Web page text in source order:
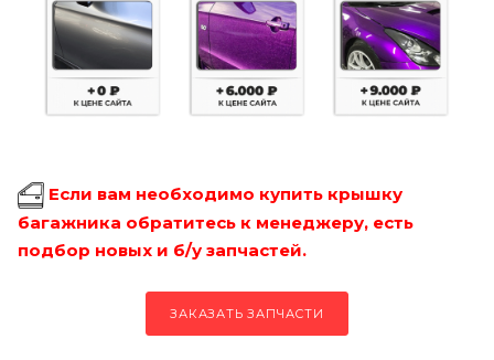
Если вам необходимо купить крышку
багажника обратитесь к менеджеру, есть
подбор новых и б/у запчастей.
ЗАКАЗАТЬ ЗАПЧАСТИ